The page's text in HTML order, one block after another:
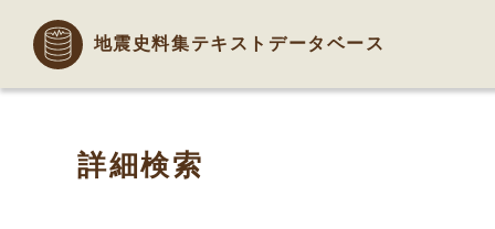
地震史料集テキストデータベース
詳細検索